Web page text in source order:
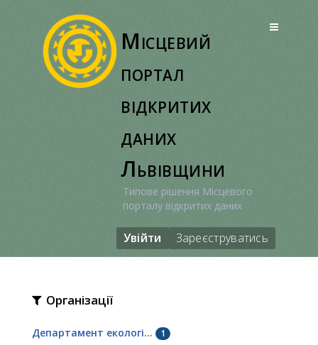
Місцевий
портал
відкритих
даних
Львівщини
Типове рішення Місцевого
порталу відкритих даних
Увійти Зареєструватись
Організації
Департамент екологі... 1